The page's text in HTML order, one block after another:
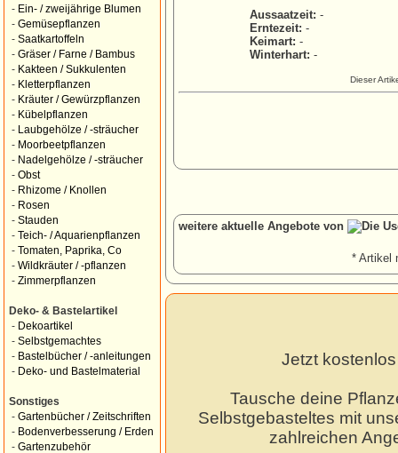
- Ein- / zweijährige Blumen
- Gemüsepflanzen
- Saatkartoffeln
- Gräser / Farne / Bambus
- Kakteen / Sukkulenten
- Kletterpflanzen
- Kräuter / Gewürzpflanzen
- Kübelpflanzen
-
Laubgehölze / -sträucher
- Moorbeetpflanzen
- Nadelgehölze / -sträucher
- Obst
- Rhizome / Knollen
- Rosen
- Stauden
- Teich- / Aquarienpflanzen
- Tomaten, Paprika, Co
- Wildkräuter / -pflanzen
- Zimmerpflanzen
Deko- & Bastelartikel
- Dekoartikel
- Selbstgemachtes
- Bastelbücher / -anleitungen
- Deko- und Bastelmaterial
Sonstiges
- Gartenbücher / Zeitschriften
- Bodenverbesserung / Erden
- Gartenzubehör
Aussaatzeit: -
Erntezeit: -
Keimart: -
Winterhart: -
Dieser
weitere aktuelle Angebote von
* Artikel
Jetzt
Tausche deine
Selbstgebasteltes mit
zahlreichen